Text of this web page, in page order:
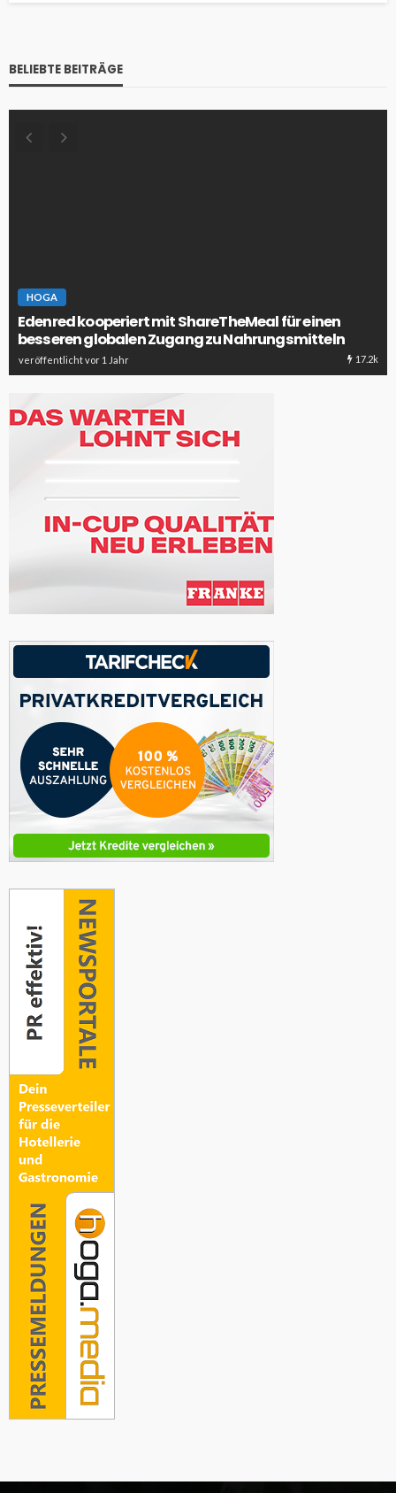
BELIEBTE BEITRÄGE
HOGA
Edenred kooperiert mit ShareTheMeal für einen
besseren globalen Zugang zu Nahrungsmitteln
veröffentlicht vor 1 Jahr 17.2k